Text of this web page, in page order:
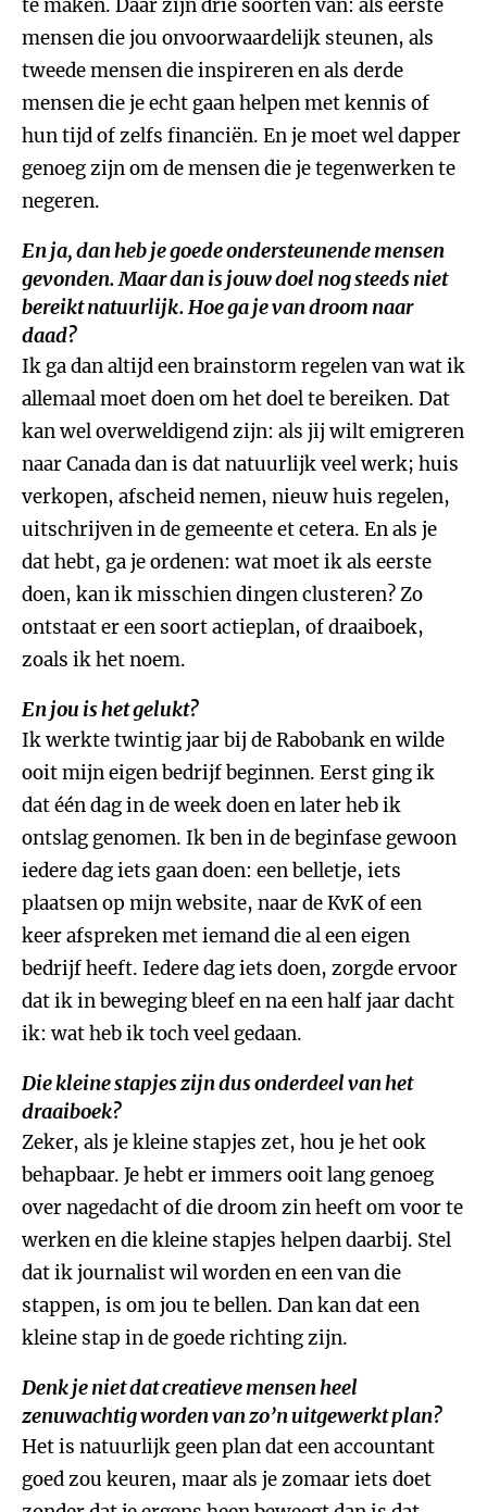
te maken. Daar zijn drie soorten van: als eerste
mensen die jou onvoorwaardelijk steunen, als
tweede mensen die inspireren en als derde
mensen die je echt gaan helpen met kennis of
hun tijd of zelfs financiën. En je moet wel dapper
genoeg zijn om de mensen die je tegenwerken te
negeren.
En ja, dan heb je goede ondersteunende mensen
gevonden. Maar dan is jouw doel nog steeds niet
bereikt natuurlijk. Hoe ga je van droom naar
daad?
Ik ga dan altijd een brainstorm regelen van wat ik
allemaal moet doen om het doel te bereiken. Dat
kan wel overweldigend zijn: als jij wilt emigreren
naar Canada dan is dat natuurlijk veel werk; huis
verkopen, afscheid nemen, nieuw huis regelen,
uitschrijven in de gemeente et cetera. En als je
dat hebt, ga je ordenen: wat moet ik als eerste
doen, kan ik misschien dingen clusteren? Zo
ontstaat er een soort actieplan, of draaiboek,
zoals ik het noem.
En jou is het gelukt?
Ik werkte twintig jaar bij de Rabobank en wilde
ooit mijn eigen bedrijf beginnen. Eerst ging ik
dat één dag in de week doen en later heb ik
ontslag genomen. Ik ben in de beginfase gewoon
iedere dag iets gaan doen: een belletje, iets
plaatsen op mijn website, naar de KvK of een
keer afspreken met iemand die al een eigen
bedrijf heeft. Iedere dag iets doen, zorgde ervoor
dat ik in beweging bleef en na een half jaar dacht
ik: wat heb ik toch veel gedaan.
Die kleine stapjes zijn dus onderdeel van het
draaiboek?
Zeker, als je kleine stapjes zet, hou je het ook
behapbaar. Je hebt er immers ooit lang genoeg
over nagedacht of die droom zin heeft om voor te
werken en die kleine stapjes helpen daarbij. Stel
dat ik journalist wil worden en een van die
stappen, is om jou te bellen. Dan kan dat een
kleine stap in de goede richting zijn.
Denk je niet dat creatieve mensen heel
zenuwachtig worden van zo’n uitgewerkt plan?
Het is natuurlijk geen plan dat een accountant
goed zou keuren, maar als je zomaar iets doet